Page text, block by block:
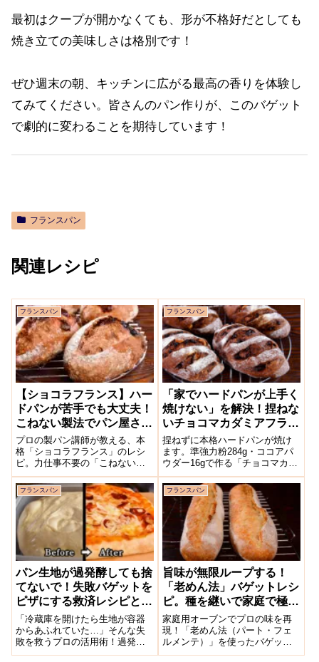
最初はクープが開かなくても、形が不格好だとしても
焼き立ての美味しさは格別です！
ぜひ週末の朝、キッチンに広がる最高の香りを体験し
てみてください。皆さんのパン作りが、このバゲット
で劇的に変わることを期待しています！
フランスパン
関連レシピ
フランスパン
【ショコラフランス】ハー
ドパンが苦手でも大丈夫！
こねない製法でパン屋さん
級に作るコツ
プロの製パン講師が教える、本
格「ショコラフランス」のレシ
ピ。力仕事不要の「こねない製
法」と旨味を引き出す「オーバ
ーナイト法」を組み合わせ、家
庭用オーブンでパリッとした食
感を実現します。材料の選び方
からクープの入れ方まで詳しく
解説。パン作り初心者でも失敗
なくお店の味が再現できます。
フランスパン
「家でハードパンが上手く
焼けない」を解決！捏ねな
いチョコマカダミアフラン
スの作り方
捏ねずに本格ハードパンが焼け
ます。準強力粉284g・ココアパ
ウダー16gで作る「チョコマカダ
ミアフランス」の低温長時間発
酵レシピを製パン講師がわかり
やすく解説。材料の役割・手
順・失敗対策・FAQまで網羅。
家庭用オーブンでパリッとした
皮に仕上げるコツも紹介しま
す。
フランスパン
パン生地が過発酵しても捨
てないで！失敗バゲットを
ピザにする救済レシピと原
因解説
「冷蔵庫を開けたら生地が容器
からあふれていた…」そんな失
敗を救うプロの活用術！過発酵
で弱くなった生地の特性を活か
フランスパン
旨味が無限ループする！
「老めん法」バゲットレシ
ピ。種を継いで家庭で極上
の味を焼こう
家庭用オーブンでプロの味を再
現！「老めん法（パート・フェ
ルメンテ）」を使ったバゲット
のレシピを製パン講師・福士勝